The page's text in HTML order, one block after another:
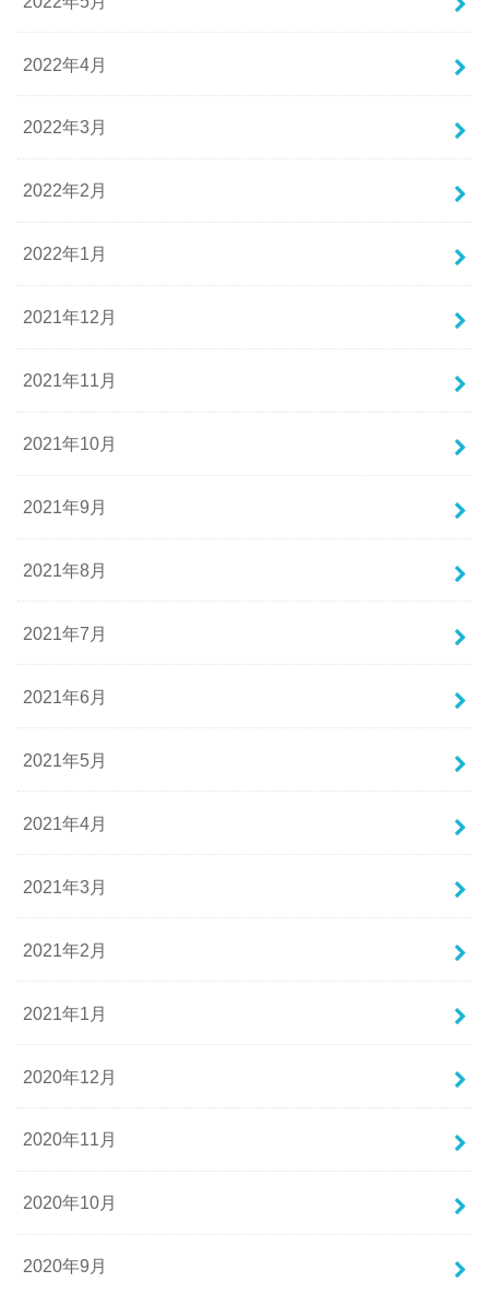
2022年4月
2022年3月
2022年2月
2022年1月
2021年12月
2021年11月
2021年10月
2021年9月
2021年8月
2021年7月
2021年6月
2021年5月
2021年4月
2021年3月
2021年2月
2021年1月
2020年12月
2020年11月
2020年10月
2020年9月